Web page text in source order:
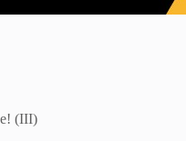
(III)